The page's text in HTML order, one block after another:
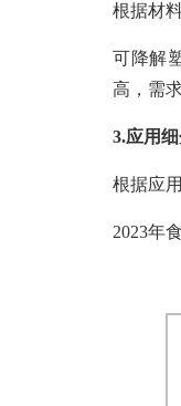
根据材
可降解
高，需
3.应用
根据应
2023年